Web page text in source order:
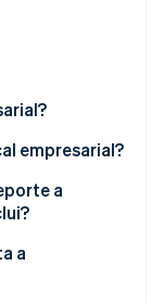
empresarial?
a
a